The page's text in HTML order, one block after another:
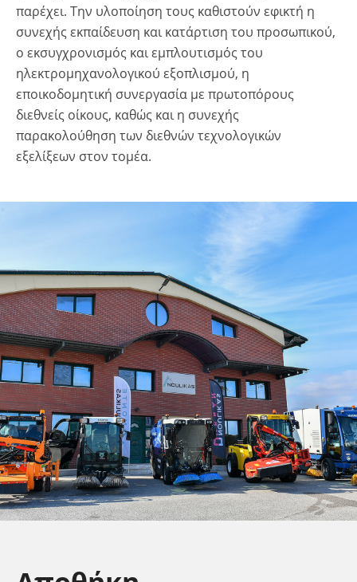
παρέχει. Την υλοποίηση τους καθιστούν εφικτή η
συνεχής εκπαίδευση και κατάρτιση του προσωπικού,
ο εκσυγχρονισμός και εμπλουτισμός του
ηλεκτρομηχανολογικού εξοπλισμού, η
εποικοδομητική συνεργασία με πρωτοπόρους
διεθνείς οίκους, καθώς και η συνεχής
παρακολούθηση των διεθνών τεχνολογικών
εξελίξεων στον τομέα.